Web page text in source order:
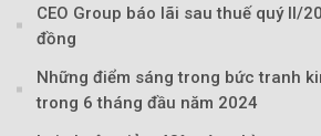
CEO Group báo lãi sau thuế quý II/
đồng
Những điểm sáng trong bức tranh
trong 6 tháng đầu năm 2024